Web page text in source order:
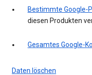
Bestimmte Google-
diesen Produkten
Gesamtes Google-
Daten löschen